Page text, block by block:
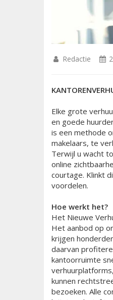
Redactie
Elke grote
en goede
is een methode
makelaars, te
Terwijl u wacht
online
courtage. Klinkt
voordelen.
Hoe werkt het?
Het Nieuwe
Het aanbod op
krijgen
daarvan
kantoorruimte
kunnen
bezoeken. Alle